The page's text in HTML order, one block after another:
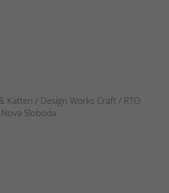
Katten / Design Works Craft / RTO
Sloboda